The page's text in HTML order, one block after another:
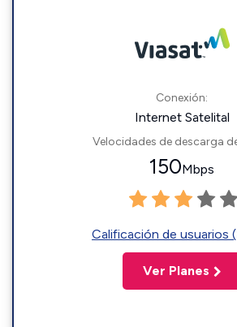
Conexión:
Internet Satelital
Velocidades de descarga
150Mbps
Calificación de usuarios
Ver Planes